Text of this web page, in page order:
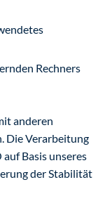
Rechners
anderen
Die Verarbeitung
Basis unseres
der Stabilität